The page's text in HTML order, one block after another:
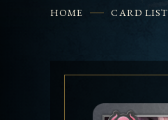
HOME CARD LIST